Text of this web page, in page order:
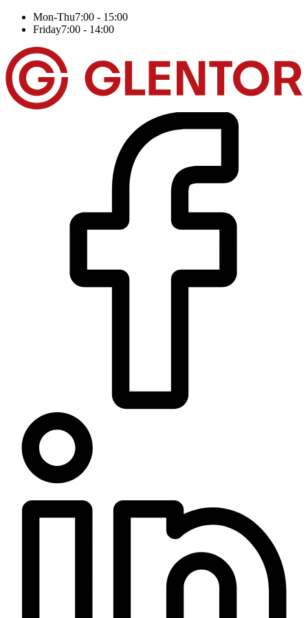
Mon-Thu7:00 - 15:00
Friday7:00 - 14:00